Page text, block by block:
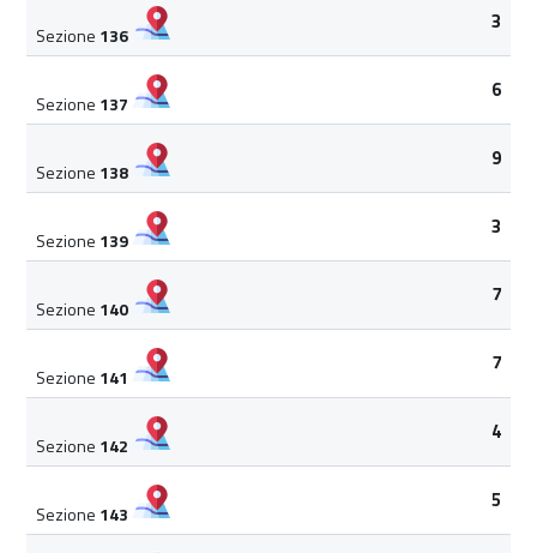
Sezione 136
3
Sezione 137
6
Sezione 138
9
Sezione 139
3
Sezione 140
7
Sezione 141
7
Sezione 142
4
Sezione 143
5